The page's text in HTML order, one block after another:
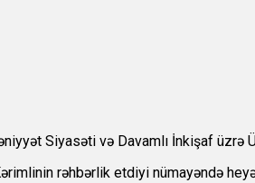
Siyasəti və Davamlı İnkişaf üzrə
rəhbərlik etdiyi nümayəndə